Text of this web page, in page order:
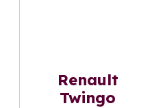
Renault
Twingo